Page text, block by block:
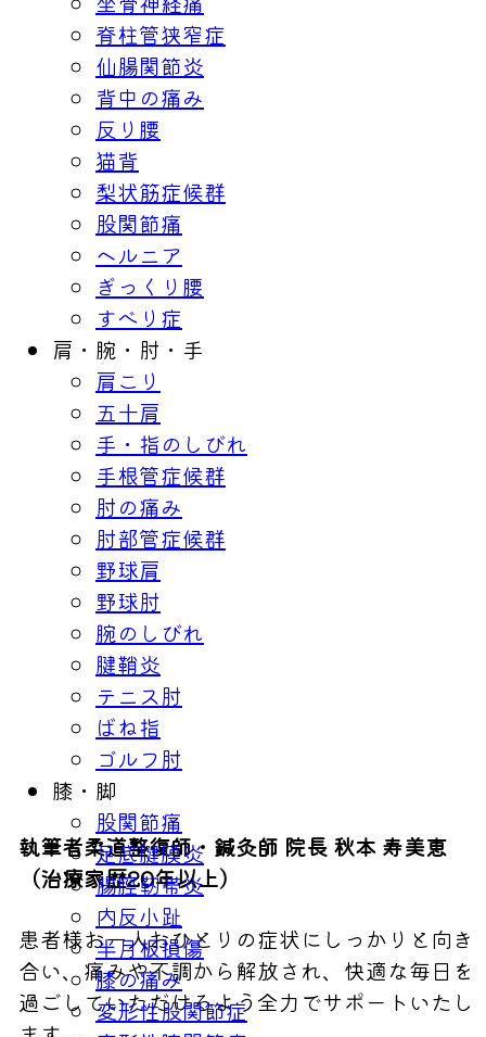
脊柱管狭窄症
仙腸関節炎
背中の痛み
反り腰
猫背
梨状筋症候群
股関節痛
ヘルニア
ぎっくり腰
すべり症
肩・腕・肘・手
肩こり
五十肩
手・指のしびれ
手根管症候群
肘の痛み
肘部管症候群
野球肩
野球肘
腕のしびれ
腱鞘炎
テニス肘
ばね指
ゴルフ肘
膝・脚
股関節痛
足底腱膜炎
腸脛靭帯炎
内反小趾
半月板損傷
膝の痛み
変形性股関節症
執筆者柔道整復師・鍼灸師 院長 秋本 寿美恵
（治療家歴20年以上）
患者様お一人おひとりの症状にしっかりと向き
合い、痛みや不調から解放され、快適な毎日を
過ごしていただけるよう全力でサポートいたし